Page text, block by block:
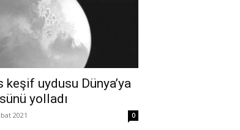
keşif uydusu Dünya’ya
yolladı
2021 0